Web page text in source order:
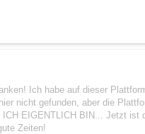
Loretta am Wannsee. Wir
uns letztes Jahr ein Haus
Ich habe auf dieser
nicht gefunden, aber die
EIGENTLICH BIN... Jetzt ist
Zeiten!